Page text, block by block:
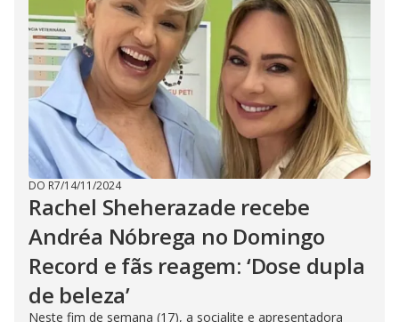
DO R7/14/11/2024
Rachel Sheherazade recebe
Andréa Nóbrega no Domingo
Record e fãs reagem: ‘Dose dupla
de beleza’
Neste fim de semana (17), a socialite e apresentadora